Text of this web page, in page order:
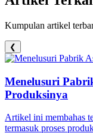
Kumpulan artikel
❮
Menelusuri
Produksinya
Artikel ini membahas
termasuk proses